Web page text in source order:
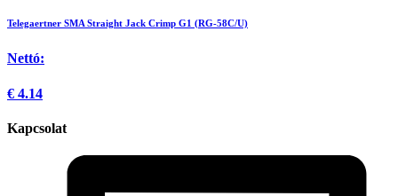
Telegaertner SMA Straight Jack Crimp G1 (RG-58C/U)
Nettó:
€ 4.14
Kapcsolat